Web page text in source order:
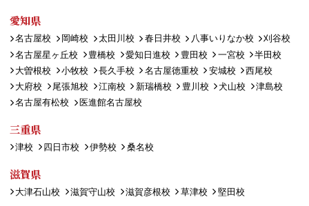
愛知県
名古屋校 岡崎校 太田川校 春日井校 八事いりなか校
刈谷校
名古屋星ヶ丘校
豊橋校 愛知日進校 豊田校 一宮校
半田校
大曽根校
小牧校 長久手校 名古屋徳重校 安城校
西尾校
大府校
尾張旭校 江南校 新瑞橋校 豊川校 犬山校
津島校
名古屋有松校
医進館名古屋校
三重県
津校 四日市校 伊勢校 桑名校
滋賀県
大津石山校 滋賀守山校 滋賀彦根校 草津校 堅田校